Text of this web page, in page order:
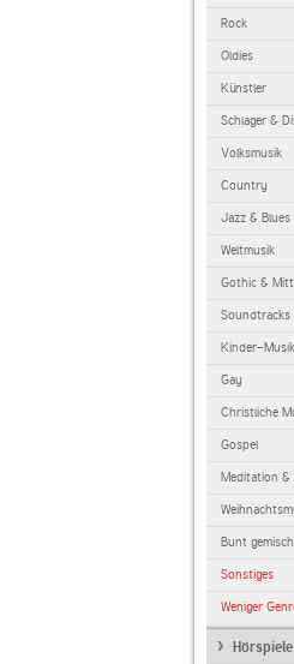
Rock
Oldies
Künstler
Schlager &
Volksmusik
Country
Jazz & Blues
Weltmusik
Gothic &
Soundtracks
Kinder-Musik
Gay
Christliche
Gospel
Meditation &
Bunt
Sonstiges
Weniger